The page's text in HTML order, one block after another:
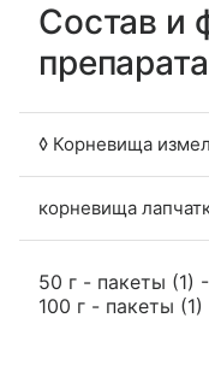
Состав и
препарата
◊ Корневища
корневища
50 г - пакеты (1)
100 г - пакеты